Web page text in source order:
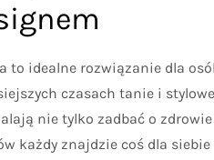
to idealne rozwiązanie dla
czasach tanie i
nie tylko zadbać o
każdy znajdzie coś dla